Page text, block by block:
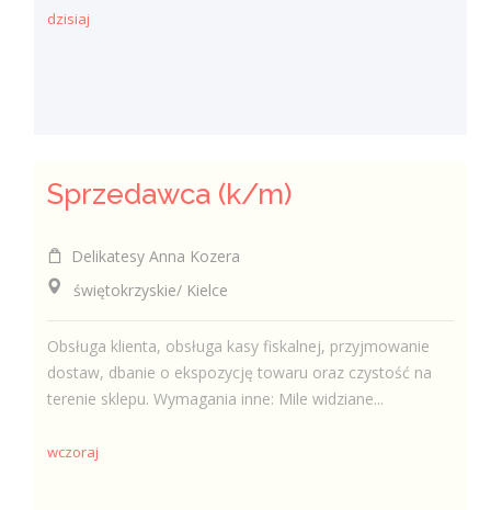
dzisiaj
Sprzedawca (k/m)
Delikatesy Anna Kozera
świętokrzyskie/ Kielce
Obsługa klienta, obsługa kasy fiskalnej, przyjmowanie
dostaw, dbanie o ekspozycję towaru oraz czystość na
terenie sklepu. Wymagania inne: Mile widziane...
wczoraj